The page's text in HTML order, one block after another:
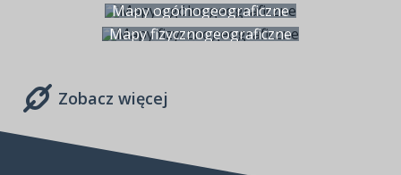
Mapy ogólnogeograficzne
Mapy fizycznogeograficzne
Zobacz więcej